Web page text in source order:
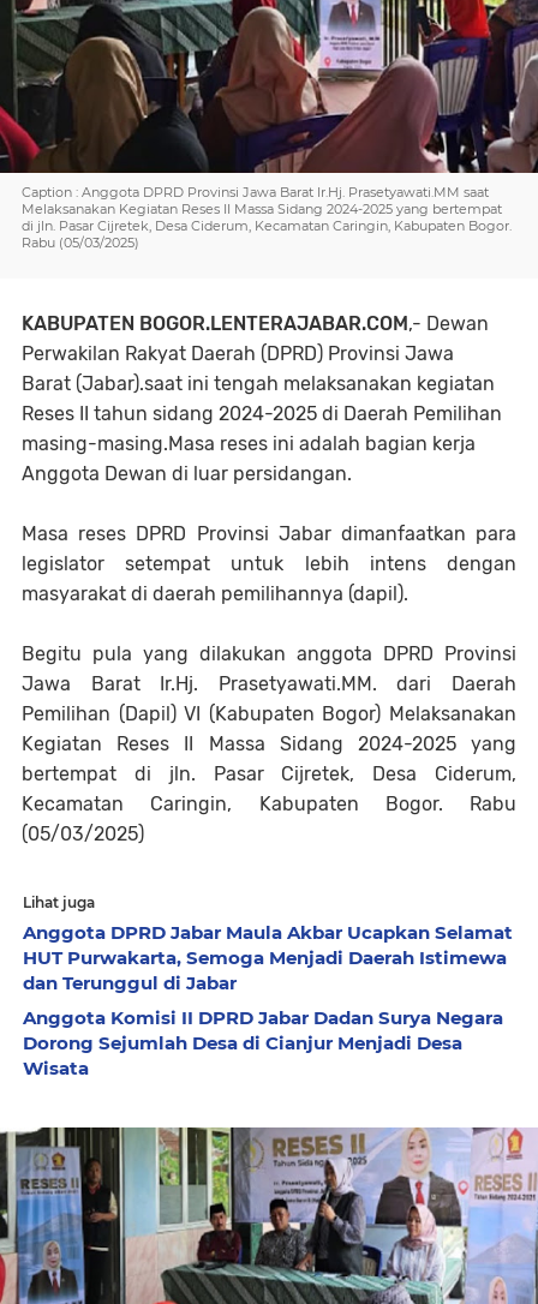
Caption : Anggota DPRD Provinsi Jawa Barat Ir.Hj. Prasetyawati.MM saat
Melaksanakan Kegiatan Reses II Massa Sidang 2024-2025 yang bertempat
di jln. Pasar Cijretek, Desa Ciderum, Kecamatan Caringin, Kabupaten Bogor.
Rabu (05/03/2025)
KABUPATEN BOGOR.LENTERAJABAR.COM,- Dewan
Perwakilan Rakyat Daerah (DPRD) Provinsi Jawa
Barat (Jabar).saat ini tengah melaksanakan kegiatan
Reses II tahun sidang 2024-2025 di Daerah Pemilihan
masing-masing.Masa reses ini adalah bagian kerja
Anggota Dewan di luar persidangan.
Masa reses DPRD Provinsi Jabar dimanfaatkan para
legislator setempat untuk lebih intens dengan
masyarakat di daerah pemilihannya (dapil).
Begitu pula yang dilakukan anggota DPRD Provinsi
Jawa Barat Ir.Hj. Prasetyawati.MM. dari Daerah
Pemilihan (Dapil) VI (Kabupaten Bogor) Melaksanakan
Kegiatan Reses II Massa Sidang 2024-2025 yang
bertempat di jln. Pasar Cijretek, Desa Ciderum,
Kecamatan Caringin, Kabupaten Bogor. Rabu
(05/03/2025)
Lihat juga
Anggota DPRD Jabar Maula Akbar Ucapkan Selamat
HUT Purwakarta, Semoga Menjadi Daerah Istimewa
dan Terunggul di Jabar
Anggota Komisi II DPRD Jabar Dadan Surya Negara
Dorong Sejumlah Desa di Cianjur Menjadi Desa
Wisata